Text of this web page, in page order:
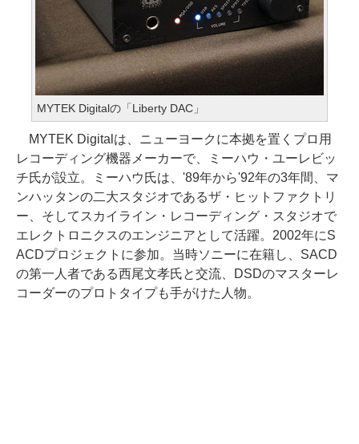
MYTEK Digitalの「Liberty DAC」
MYTEK Digitalは、ニューヨークに本拠を置くプロ用
レコーディング機器メーカーで、ミーハウ・ユーレビッ
チ氏が設立。ミーハウ氏は、'89年から'92年の3年間、マ
ンハッタンの二大スタジオであるザ・ヒットファクトリ
ー、そしてスカイライン・レコーディング・スタジオで
エレクトロニクスのエンジニアとして活躍。2002年にS
ACDプロジェクトに参加。当時ソニーに在籍し、SACD
の第一人者である西尾文孝氏と交流、DSDのマスターレ
コーダーのプロトタイプも手がけた人物。